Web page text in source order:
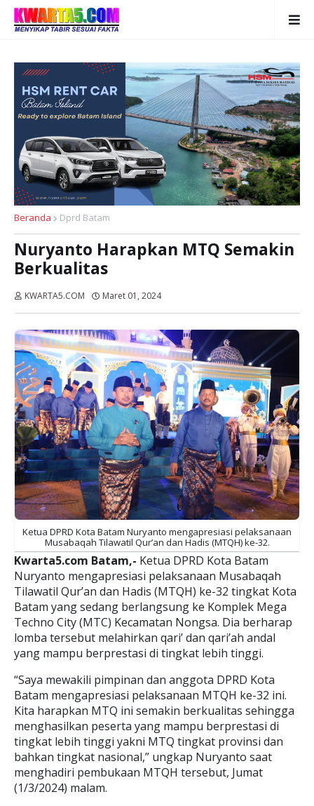
Beranda Dprd Batam
Nuryanto Harapkan MTQ Semakin
Berkualitas
KWARTA5.COM Maret 01, 2024
Ketua DPRD Kota Batam Nuryanto mengapresiasi pelaksanaan
Musabaqah Tilawatil Qur’an dan Hadis (MTQH) ke-32.
Kwarta5.com Batam,- Ketua DPRD Kota Batam
Nuryanto mengapresiasi pelaksanaan Musabaqah
Tilawatil Qur’an dan Hadis (MTQH) ke-32 tingkat Kota
Batam yang sedang berlangsung ke Komplek Mega
Techno City (MTC) Kecamatan Nongsa. Dia berharap
lomba tersebut melahirkan qari’ dan qari’ah andal
yang mampu berprestasi di tingkat lebih tinggi.
“Saya mewakili pimpinan dan anggota DPRD Kota
Batam mengapresiasi pelaksanaan MTQH ke-32 ini.
Kita harapkan MTQ ini semakin berkualitas sehingga
menghasilkan peserta yang mampu berprestasi di
tingkat lebih tinggi yakni MTQ tingkat provinsi dan
bahkan tingkat nasional,” ungkap Nuryanto saat
menghadiri pembukaan MTQH tersebut, Jumat
(1/3/2024) malam.